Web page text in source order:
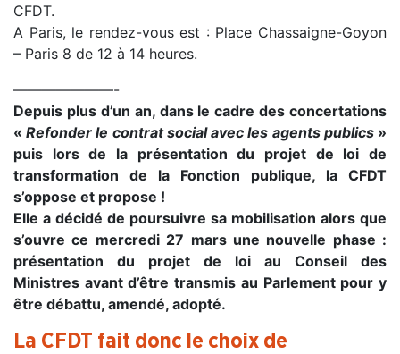
CFDT.
A Paris, le rendez-vous est : Place Chassaigne-Goyon
– Paris 8 de 12 à 14 heures.
———————-
Depuis plus d’un an, dans le cadre des concertations
«Refonder le contrat social avec les agents publics »
puis lors de la présentation du projet de loi de
transformation de la Fonction publique, la CFDT
s’oppose et propose !
Elle a décidé de poursuivre sa mobilisation alors que
s’ouvre ce mercredi 27 mars une nouvelle phase :
présentation du projet de loi au Conseil des
Ministres avant d’être transmis au Parlement pour y
être débattu, amendé, adopté.
La CFDT fait donc le choix de